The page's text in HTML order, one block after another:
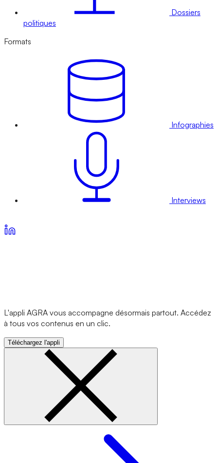
Dossiers
politiques
Formats
Infographies
Interviews
L'appli AGRA vous accompagne désormais partout. Accédez
à tous vos contenus en un clic.
Téléchargez l'appli